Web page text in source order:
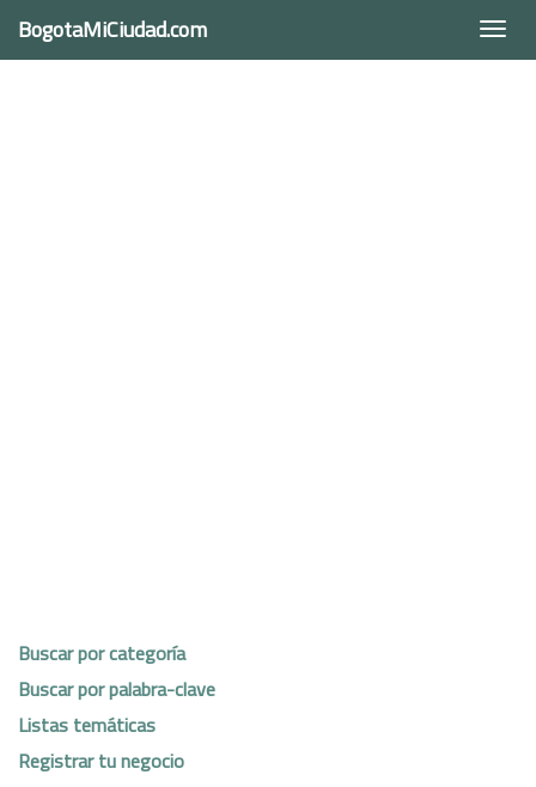
BogotaMiCiudad.com
Buscar por categoría
Buscar por palabra-clave
Listas temáticas
Registrar tu negocio